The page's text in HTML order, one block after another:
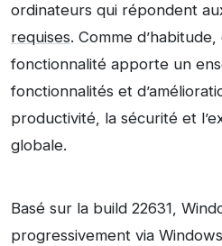
ordinateurs qui répondent
requises. Comme
fonctionnalité apporte un
fonctionnalités et
productivité, la sécurité et
globale.
Basé sur la build 22631,
progressivement via